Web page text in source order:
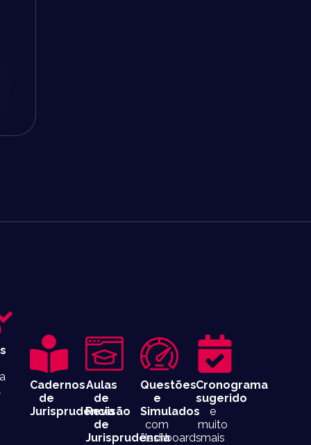
Cadernos
de
Jurisprudência
Aulas
de
Revisão
de
Jurisprudência
Questões
e
Simulados
com
dashboards
Cronograma
sugerido
e
muito
mais